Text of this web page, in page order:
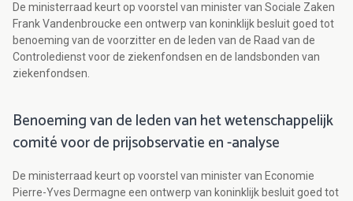
De ministerraad keurt op voorstel van minister van Sociale Zaken
Frank Vandenbroucke een ontwerp van koninklijk besluit goed tot
benoeming van de voorzitter en de leden van de Raad van de
Controledienst voor de ziekenfondsen en de landsbonden van
ziekenfondsen.
Benoeming van de leden van het wetenschappelijk
comité voor de prijsobservatie en -analyse
De ministerraad keurt op voorstel van minister van Economie
Pierre-Yves Dermagne een ontwerp van koninklijk besluit goed tot